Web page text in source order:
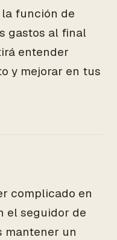
función de
gastos al final
entender
y mejorar en tus
complicado en
el seguidor de
mantener un